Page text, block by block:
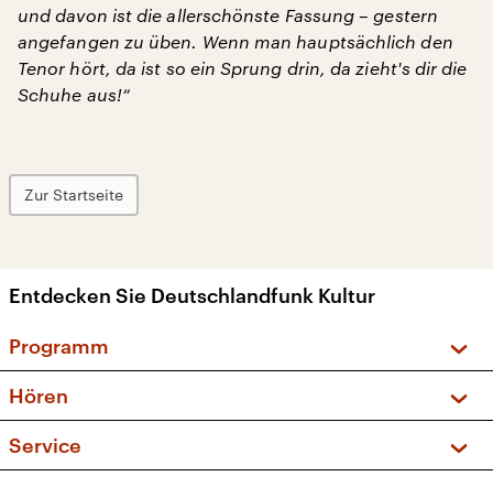
und davon ist die allerschönste Fassung – gestern
angefangen zu üben. Wenn man hauptsächlich den
Tenor hört, da ist so ein Sprung drin, da zieht's dir die
Schuhe aus!“
Zur Startseite
Entdecken Sie Deutschlandfunk Kultur
Programm
Sendungen und Podcasts
Musikliste
Hören
Frequenzen (UKW + DAB+)
Service